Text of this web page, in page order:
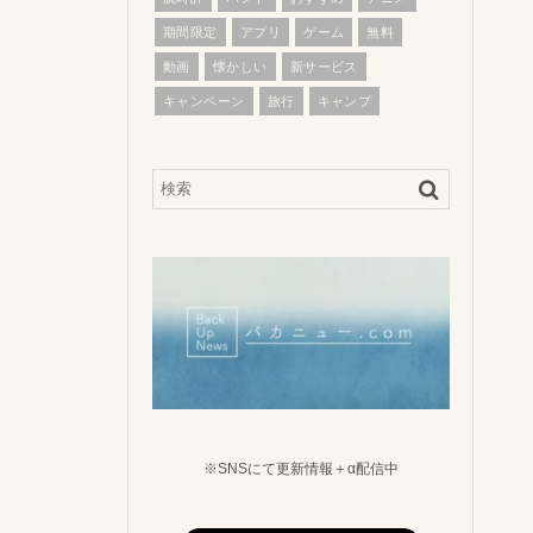
期間限定 アプリ ゲーム 無料
動画 懐かしい 新サービス
キャンペーン 旅行 キャンプ
※SNSにて更新情報＋α配信中